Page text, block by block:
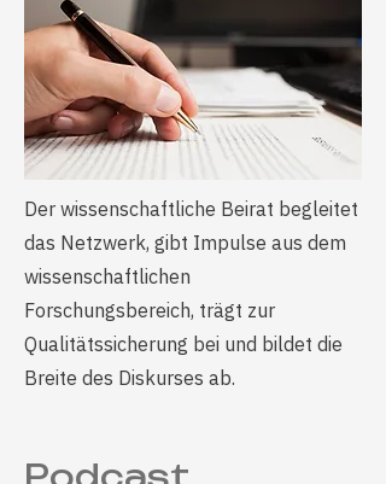
Der wissenschaftliche Beirat begleitet
das Netzwerk, gibt Impulse aus dem
wissenschaftlichen
Forschungsbereich, trägt zur
Qualitätssicherung bei und bildet die
Breite des Diskurses ab.